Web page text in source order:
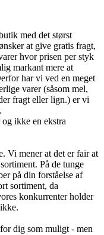
med det størst
at give gratis fragt,
hvor prisen per styk
markant mere at
har vi ved en meget
varer (såsom mel,
fragt eller lign.) er vi
og ikke en ekstra
Vi mener at det er fair at
På de tunge
på din forståelse af
sortiment, da
konkurrenter holder
dig som muligt - men